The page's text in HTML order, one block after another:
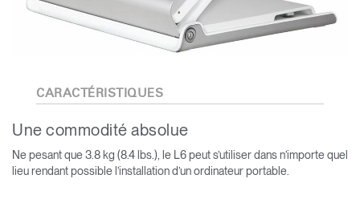
CARACTÉRISTIQUES
Une commodité absolue
Ne pesant que 3.8 kg (8.4 lbs.), le L6 peut s’utiliser dans n’importe quel
lieu rendant possible l’installation d’un ordinateur portable.